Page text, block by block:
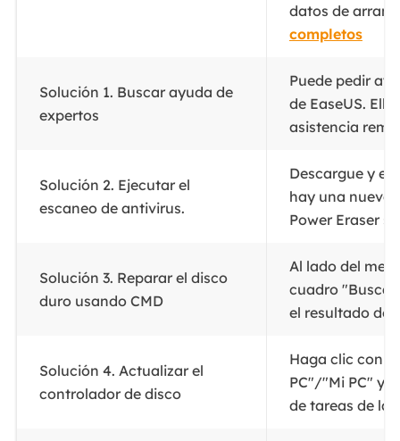
datos de
completos
Solución 1. Buscar ayuda de
expertos
Puede pedir
de EaseUS.
asistencia
Solución 2. Ejecutar el
escaneo de antivirus.
Descargue y
hay una nueva
Power Eraser
Solución 3. Reparar el disco
duro usando CMD
Al lado del
cuadro "Buscar
el resultado de
Solución 4. Actualizar el
controlador de disco
Haga clic con
PC"/"Mi PC" y
de tareas de la